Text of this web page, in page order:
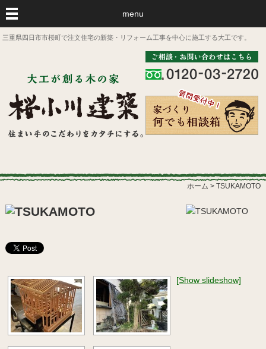
menu
三重県四日市市桜町で注文住宅の新築・リフォーム工事を中心に施工する大工です。
ホーム > TSUKAMOTO
[Show slideshow]